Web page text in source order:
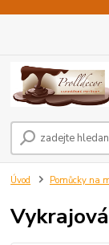
Úvod Pomůcky na